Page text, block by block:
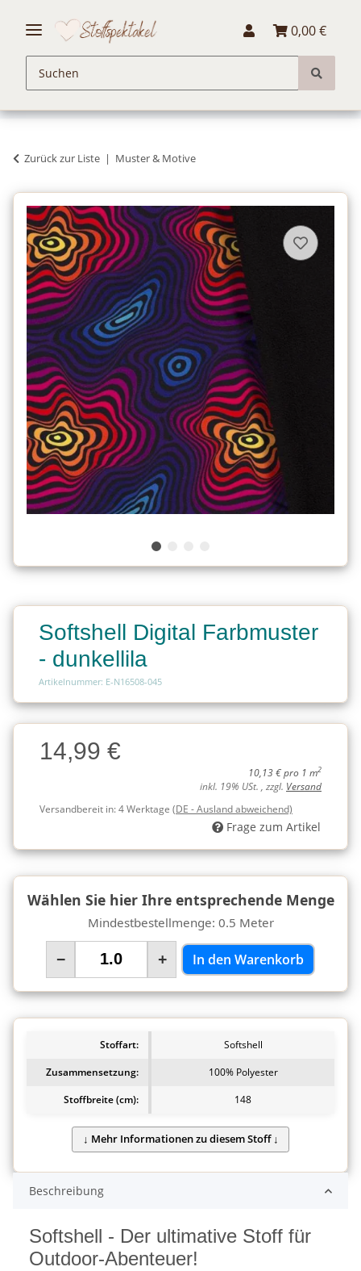
0,00 €
Zurück zur Liste Muster & Motive
Softshell Digital Farbmuster
- dunkellila
Artikelnummer: E-N16508-045
Charge
Charge14,99 €
10,13 € pro 1 m2
inkl. 19% USt. , zzgl. Versand
Versandbereit in:4 Werktage (DE - Ausland abweichend)
Frage zum Artikel
Wählen Sie hier Ihre entsprechende Menge
Mindestbestellmenge: 0.5 Meter
− + In den Warenkorb
Stoffart:
Softshell
Zusammensetzung:
100% Polyester
Stoffbreite (cm):
148
Beschreibung
Softshell - Der ultimative Stoff für
Outdoor-Abenteuer!